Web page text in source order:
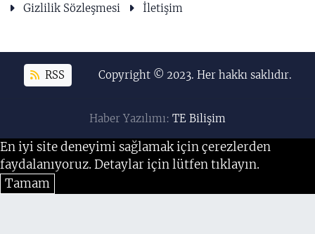
Gizlilik Sözleşmesi İletişim
RSS Copyright © 2023. Her hakkı saklıdır.
Haber Yazılımı: TE Bilişim
En iyi site deneyimi sağlamak için çerezlerden
faydalanıyoruz. Detaylar için lütfen tıklayın.
Tamam